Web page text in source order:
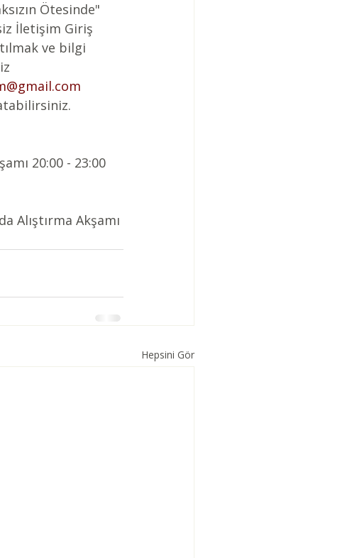
Ötesinde"
İletişim Giriş
ve bilgi
20:00 - 23:00
Alıştırma Akşamı
Hepsini Gör